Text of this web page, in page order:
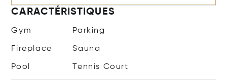
CARACTÉRISTIQUES
Gym Parking
Fireplace Sauna
Pool Tennis Court